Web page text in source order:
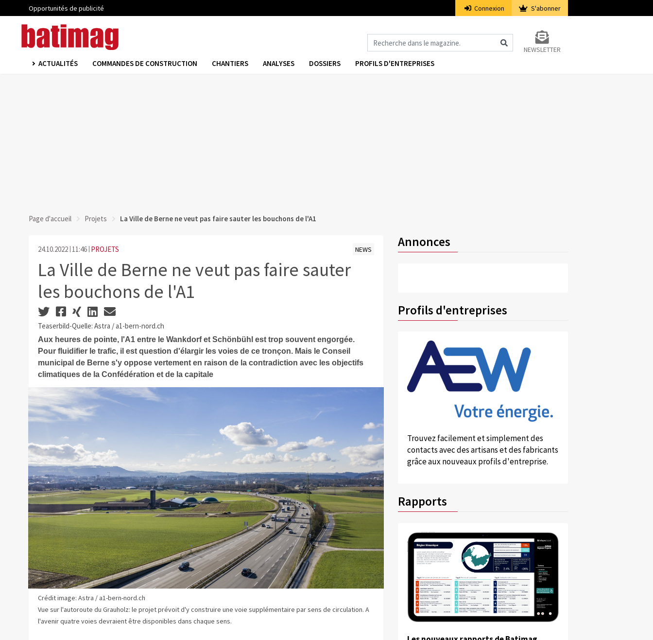
Opportunités de publicité Connexion S'abonner
NEWSLETTER
ACTUALITÉS COMMANDES DE CONSTRUCTION CHANTIERS ANALYSES DOSSIERS PROFILS D'ENTREPRISES
Page d'accueil Projets La Ville de Berne ne veut pas faire sauter les bouchons de l'A1
24.10.2022 11:46 PROJETS NEWS
La Ville de Berne ne veut pas faire sauter
les bouchons de l'A1
Teaserbild-Quelle: Astra / a1-bern-nord.ch
Aux heures de pointe, l'A1 entre le Wankdorf et Schönbühl est trop souvent engorgée.
Pour fluidifier le trafic, il est question d'élargir les voies de ce tronçon. Mais le Conseil
municipal de Berne s'y oppose vertement en raison de la contradiction avec les objectifs
climatiques de la Confédération et de la capitale
Crédit image: Astra / a1-bern-nord.ch
Vue sur l'autoroute du Grauholz: le projet prévoit d'y construire une voie supplémentaire par sens de circulation. A
l'avenir quatre voies devraient être disponibles dans chaque sens.
Annonces
Profils d'entreprises
Trouvez facilement et simplement des
contacts avec des artisans et des fabricants
grâce aux nouveaux profils d'entreprise.
Rapports